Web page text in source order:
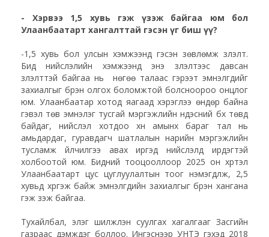
- Хэрвээ 1,5 хувь гэж үзэж байгаа юм бол
Улаанбаатарт хангалттай гэсэн үг биш үү?
-1,5 хувь бол улсын хэмжээнд гэсэн зөвлөмж үзүүлэлт.
Бид нийслэлийн хэмжээнд энэ үзүүлэлтээс давсан
үзүүлэлттэй байгаа нь нөгөө талаас гэрээт эмнэлгүүдийг
захиалгыг бүрэн олгох боломжтой болсноороо онцлог
юм. Улаанбаатар хотод яагаад хэрэглээ өндөр байна
гэвэл төв эмнэлэг тусгай мэргэжлийн үндэсний бүх төвүүд
байдаг, нийслэл хотдоо хүн амынх бараг тал нь
амьдардаг, гуравдагч шатлалын нарийн мэргэжлийн
тусламж үйлчилгээ авах иргэд нийслэлд ирдэгтэй
холбоотой юм. Бидний тооцооллоор 2025 он хүртэл
Улаанбаатарт цус цуглуулалтын тоог нэмэгдүүлж, 2,5
хувьд хүргэж байж эмнэлгүүдийн захиалгыг бүрэн хангана
гэж үзэж байгаа.
Тухайлбал, элэг шилжүүлэн суулгах хагалгааг Засгийн
газраас дэмждэг боллоо. Ингэснээр УНТЭ гэхэд 2018